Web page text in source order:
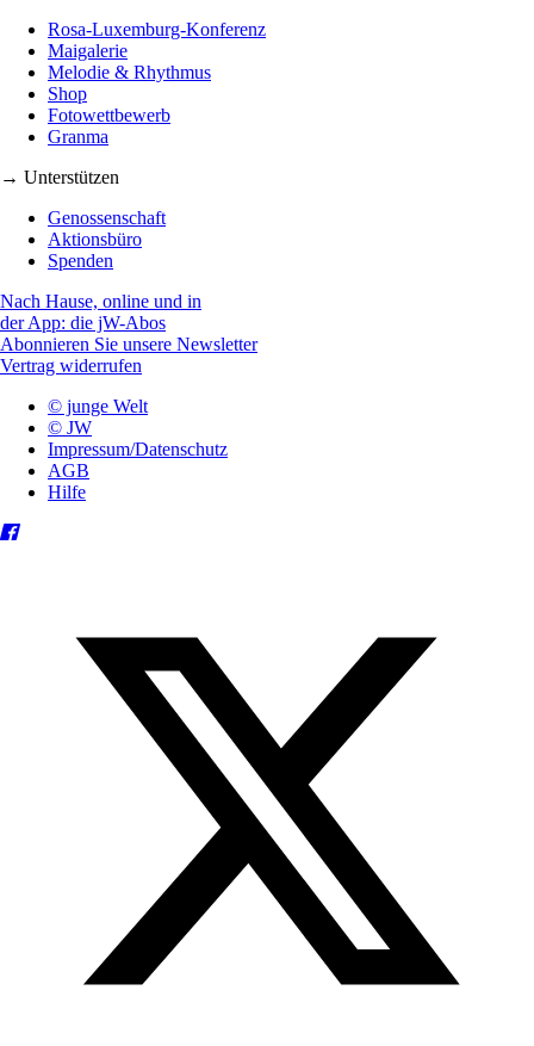
Rosa-Luxemburg-Konferenz
Maigalerie
Melodie & Rhythmus
Shop
Fotowettbewerb
Granma
→ Unterstützen
Genossenschaft
Aktionsbüro
Spenden
Nach Hause, online und in
der App: die jW-Abos
Abonnieren Sie unsere Newsletter
Vertrag widerrufen
© junge Welt
© JW
Impressum/Datenschutz
AGB
Hilfe